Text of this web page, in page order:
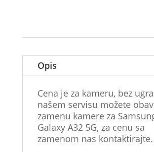
Opis
Cena je za kameru, bez
našem servisu možete
zamenu kamere za
Galaxy A32 5G, za cenu sa
zamenom nas kontaktirajte.